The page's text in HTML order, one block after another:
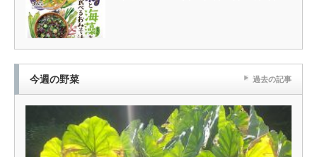
今週の野菜 過去の記事